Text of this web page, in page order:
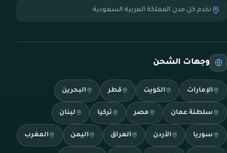
نخدم كل مدن المملكة العربية السعودية
وجهات الشحن
الإمارات الكويت قطر البحرين
سلطنة عمان مصر تركيا لبنان
سوريا الأردن العراق اليمن المغرب